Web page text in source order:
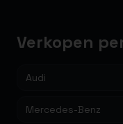
Verkopen
Audi
Mercedes-Benz